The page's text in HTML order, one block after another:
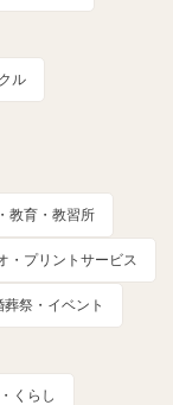
ル
教育・教習所
・プリントサービス
葬祭・イベント
くらし